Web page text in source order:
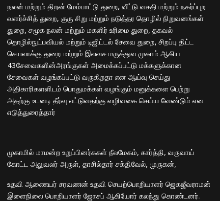
நலன் மற்றும் திறன் மேம்பாட்டு துறை, வீட்டு வசதி மற்றும் நகர்ப்புற
வளர்ச்சித் துறை, குரு சிறு மற்றும் நடுத்தர தொழில் நிறுவனங்கள்
துறை, சமூக நலன் மற்றும் மகளிர் உரிமை துறை, தகவல்
தொழில்நுட்பவியல் மற்றும் டிஜிட்டல் சேவை துறை, சிறப்பு திட்ட
செயலாக்கு துறை மற்றும் இலவச மருத்துவ முகாம் ஆகிய
43சேவைகளின்அரங்குகள் அமைக்கப்பட்டு மக்களுக்கான
சேவைகள் வழங்கப்பட்டு வருகிறதா என ஆய்வு செய்து
அதிகாரிகளளிடம் பொதுமக்கள் வழங்கும் மனுக்களை பெற்று
அதற்கு உடனடி தீர்வு எட்டுவதற்கு வழிவகை செய்ய வேண்டும் என
எடுத்துரைத்தார்
முகாமில் மாமன்ற உறுப்பினர்ககள் நீலமேகம், கார்த்தி, வருவாய்
கோட்ட அலுவலர் அருள், தாசில்தார் சக்திவேல், முருகன்,
உதவி ஆணையர் சரவணன் உதவி செயற்பொறியாளர் ஜெகஜீவராமன்
இளைநிலை பொறியாளர் ஜோசப் ஆகியோர் கலந்து கொண்டனர்.